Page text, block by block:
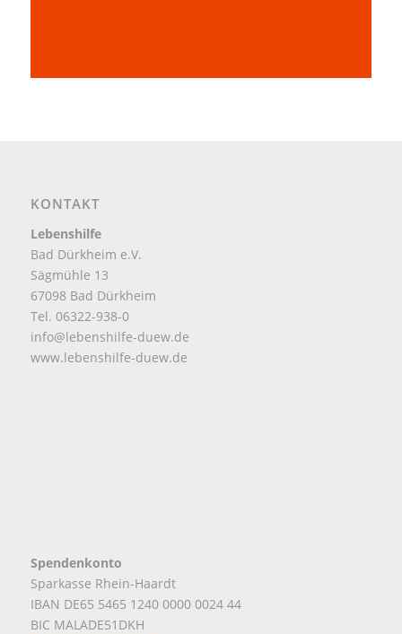
KONTAKT
Lebenshilfe
Bad Dürkheim e.V.
Sägmühle 13
67098 Bad Dürkheim
Tel. 06322-938-0
info@lebenshilfe-duew.de
www.lebenshilfe-duew.de
Spendenkonto
Sparkasse Rhein-Haardt
IBAN DE65 5465 1240 0000 0024 44
BIC MALADE51DKH